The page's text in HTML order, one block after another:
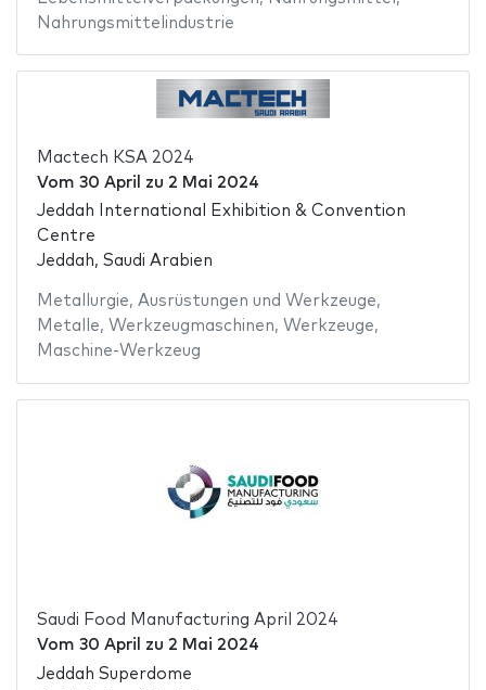
Nahrungsmittelindustrie
Mactech KSA 2024
Vom 30 April zu 2 Mai 2024
Jeddah International Exhibition & Convention
Centre
Jeddah, Saudi Arabien
Metallurgie, Ausrüstungen und Werkzeuge,
Metalle, Werkzeugmaschinen, Werkzeuge,
Maschine-Werkzeug
Saudi Food Manufacturing April 2024
Vom 30 April zu 2 Mai 2024
Jeddah Superdome